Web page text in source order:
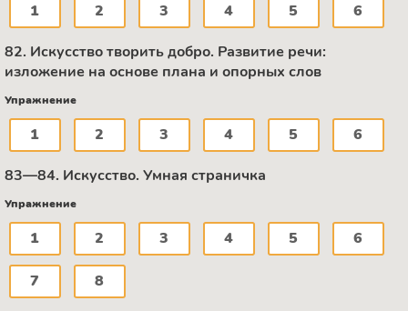
1 2 3 4 5 6
82. Искусство творить добро. Развитие речи:
изложение на основе плана и опорных слов
Упражнение
1 2 3 4 5 6
83—84. Искусство. Умная страничка
Упражнение
1 2 3 4 5 6
7 8